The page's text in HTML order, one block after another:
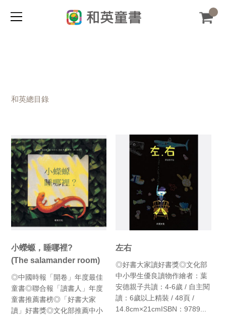
和英總目錄
小蠑螈，睡哪裡?
(The salamander room)
◎中國時報「開卷」年度最佳
童書◎聯合報「讀書人」年度
童書推薦書榜◎「好書大家
讀」好書獎◎文化部推薦中小
左右
◎好書大家讀好書獎◎文化部
中小學生優良讀物作繪者：葉
安德親子共讀：4-6歲 / 自主閱
讀：6歲以上精裝 / 48頁 /
14.8cm×21cmISBN：9789...